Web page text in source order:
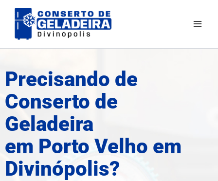
para
Precisando de
Conserto de
Geladeira
em Porto Velho em
Divinópolis?